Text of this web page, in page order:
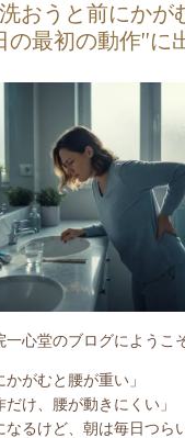
おうと前にかが
最初の動作”に
一心堂のブログにようこ
かがむと腰が重い」
だけ、腰が動きにくい」
なるけど、朝は毎日つら